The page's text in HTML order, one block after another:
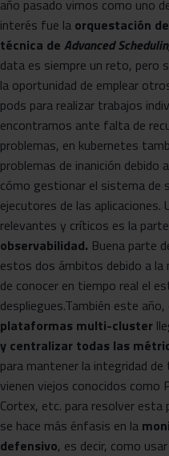
año pasado vimos como uno
interés fue la orquestación
técnica de Advanced
data es siempre un reto, pero
la oportunidad de emplear
pods para realizar trabajos
encontramos ante falta de
problemas, en kubernetes
problemas de inanición debido
cómo gestionar el sistema
ejecutores de las
relevantes y críticos es la
observabilidad. Buena parte
estos dos ámbitos debido a la
de conocer en tiempo real el
despliegues.También este
plataformas multi-cluster
y centralizar todas las
para mantener la integridad
vienen viejos conocidos como
Cortex, etc. para resolver esta
se hace más énfasis en la
defensivo, es decir, como